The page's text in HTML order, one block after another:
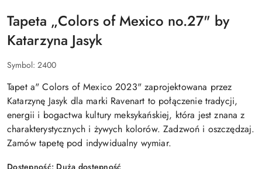
Tapeta „Colors of Mexico no.27" by
Katarzyna Jasyk
Symbol: 2400
Tapet a" Colors of Mexico 2023" zaprojektowana przez
Katarzynę Jasyk dla marki Ravenart to połączenie tradycji,
energii i bogactwa kultury meksykańskiej, która jest znana z
charakterystycznych i żywych kolorów. Zadzwoń i oszczędzaj.
Zamów tapetę pod indywidualny wymiar.
Dostępność: Duża dostępność